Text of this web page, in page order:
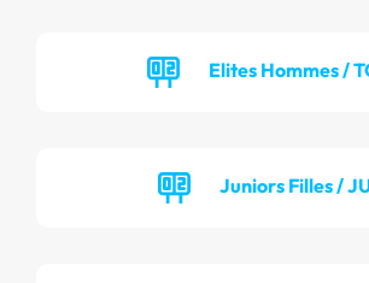
Elites Hommes /
Juniors Filles /